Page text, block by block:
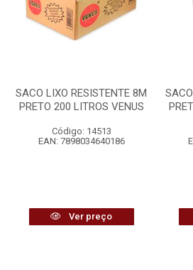
SACO LIXO RESISTENTE 8M
PRETO 200 LITROS VENUS
Código: 14513
EAN: 7898034640186
Ver preço